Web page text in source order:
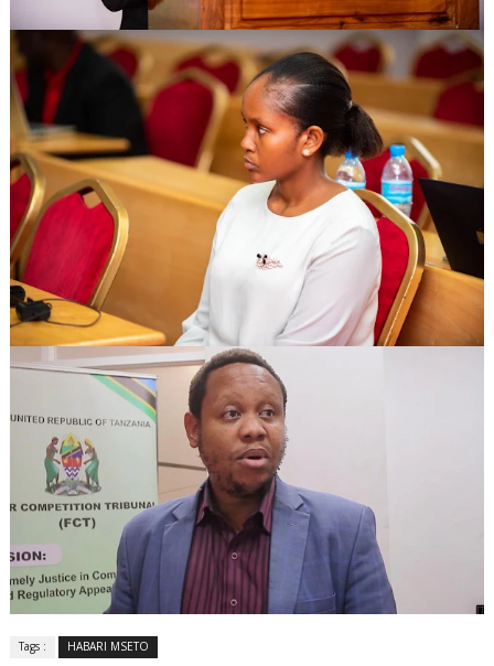
Tags : HABARI MSETO